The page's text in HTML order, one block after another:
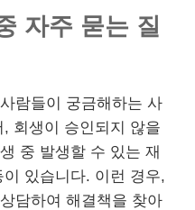
자주 묻는 질
람들이 궁금해하는 사
회생이 승인되지 않을
중 발생할 수 있는 재
있습니다. 이런 경우,
담하여 해결책을 찾아